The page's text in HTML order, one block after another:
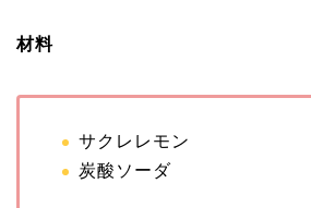
材料
サクレレモン
炭酸ソーダ